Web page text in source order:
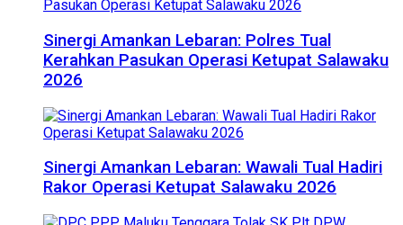
Sinergi Amankan Lebaran: Polres Tual
Kerahkan Pasukan Operasi Ketupat Salawaku
2026
Sinergi Amankan Lebaran: Wawali Tual Hadiri
Rakor Operasi Ketupat Salawaku 2026